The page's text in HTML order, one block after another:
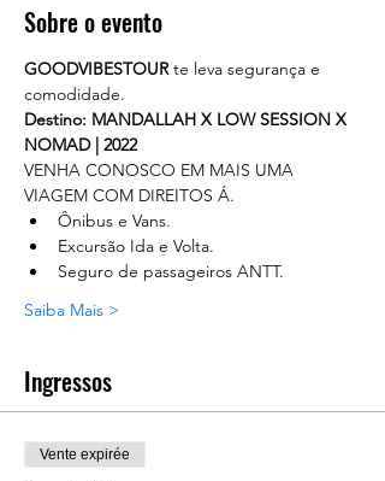
Sobre o evento
GOODVIBESTOUR te leva segurança e
comodidade.
Destino: MANDALLAH X LOW SESSION X
NOMAD | 2022
VENHA CONOSCO EM MAIS UMA
VIAGEM COM DIREITOS Á.
Ônibus e Vans.
Excursão Ida e Volta.
Seguro de passageiros ANTT.
Saiba Mais >
Ingressos
Vente expirée